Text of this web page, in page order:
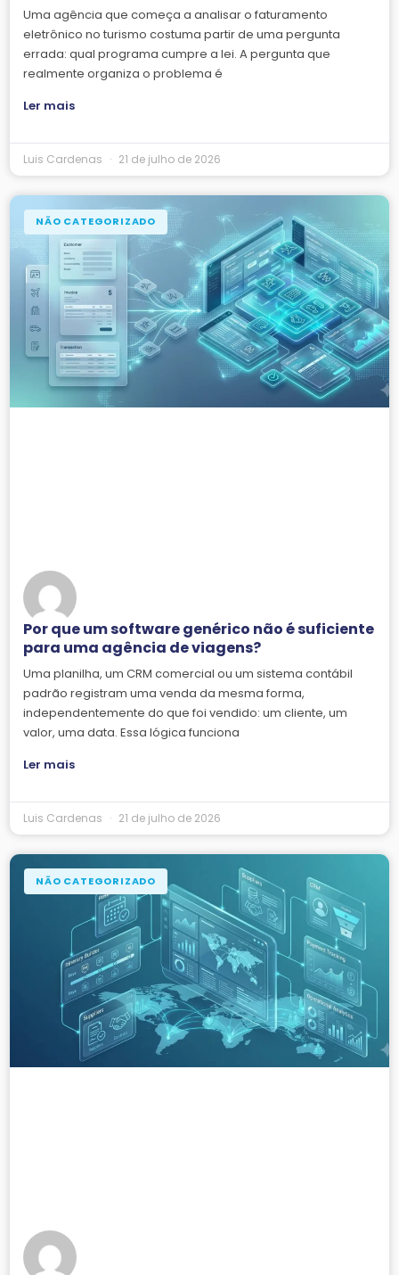
Uma agência que começa a analisar o faturamento
eletrônico no turismo costuma partir de uma pergunta
errada: qual programa cumpre a lei. A pergunta que
realmente organiza o problema é
Ler mais
Luis Cardenas 21 de julho de 2026
NÃO CATEGORIZADO
Por que um software genérico não é suficiente
para uma agência de viagens?
Uma planilha, um CRM comercial ou um sistema contábil
padrão registram uma venda da mesma forma,
independentemente do que foi vendido: um cliente, um
valor, uma data. Essa lógica funciona
Ler mais
Luis Cardenas 21 de julho de 2026
NÃO CATEGORIZADO